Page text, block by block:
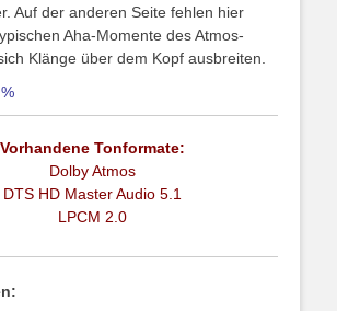
Auf der anderen Seite fehlen hier
Aha-Momente des Atmos-
Klänge über dem Kopf ausbreiten.
Vorhandene Tonformate:
Dolby Atmos
DTS HD Master Audio 5.1
LPCM 2.0